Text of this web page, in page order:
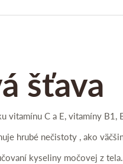
šťava
vitamínu C a E, vitamíny B1,
hrubé nečistoty , ako
kyseliny močovej z tela.